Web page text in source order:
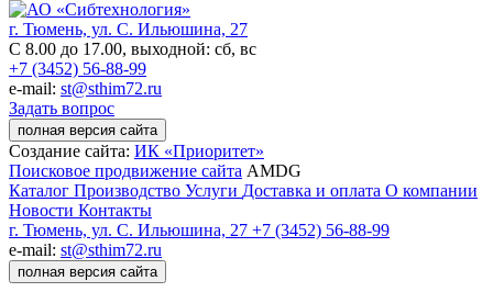
г. Тюмень, ул. С. Ильюшина, 27
С 8.00 до 17.00, выходной: сб, вс
+7 (3452) 56-88-99
e-mail: st@sthim72.ru
Задать вопрос
полная версия сайта
Создание сайта: ИК «Приоритет»
Поисковое продвижение сайта AMDG
Каталог Производство Услуги Доставка и оплата О компании
Новости Контакты
г. Тюмень, ул. С. Ильюшина, 27 +7 (3452) 56-88-99
e-mail: st@sthim72.ru
полная версия сайта